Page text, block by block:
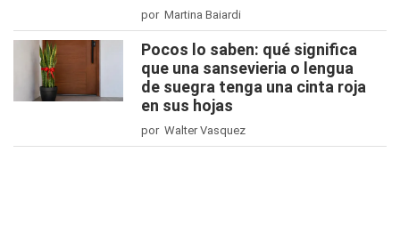
por Martina Baiardi
Pocos lo saben: qué significa
que una sansevieria o lengua
de suegra tenga una cinta roja
en sus hojas
por Walter Vasquez